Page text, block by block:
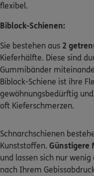
flexibel.
Biblock-Schienen:
Sie bestehen aus 2
Kieferhälfte. Diese sind
Gummibänder
Biblock-Schiene ist ihre
gewöhnungsbedürftig
oft Kieferschmerzen.
Schnarchschienen
Kunststoffen. Günstigere
und lassen sich nur
nach Ihrem